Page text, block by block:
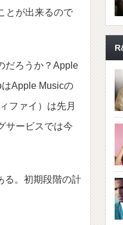
とが出来るので
だろうか？Apple
Apple Musicの
ファイ）は先月
サービスでは今
る。初期段階の計